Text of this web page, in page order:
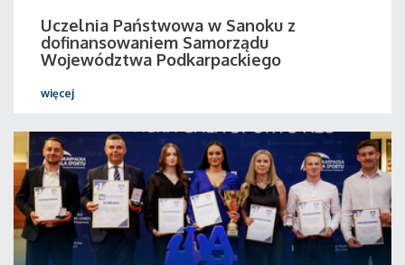
Uczelnia Państwowa w Sanoku z
dofinansowaniem Samorządu
Województwa Podkarpackiego
więcej